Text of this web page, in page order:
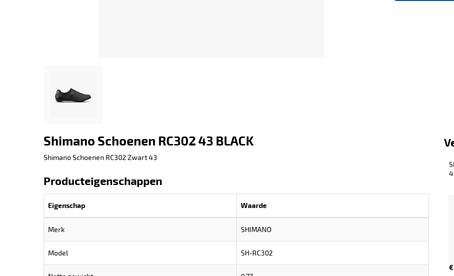
Shimano Schoenen RC302 43 BLACK
Shimano Schoenen RC302 Zwart 43
Producteigenschappen
Eigenschap Waarde
Merk SHIMANO
Model SH-RC302